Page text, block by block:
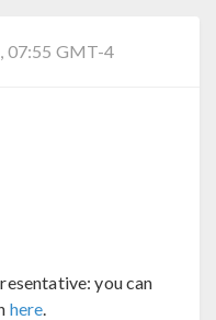
07:55 GMT-4
you can
here